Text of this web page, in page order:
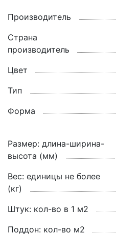
Производитель
Страна
производитель
Цвет
Тип
Форма
Размер: длина-ширина-
высота (мм)
Вес: единицы не более
(кг)
Штук: кол-во в 1 м2
Поддон: кол-во м2